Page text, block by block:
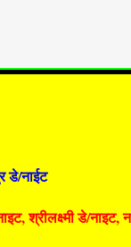
डे/नाईट
श्रीलक्ष्मी डे/